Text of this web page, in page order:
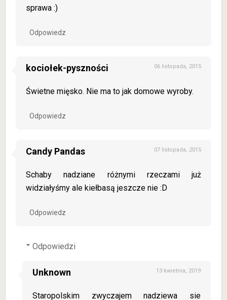
sprawa :)
Odpowiedz
kociołek-pyszności 06 listopada, 2015
Świetne mięsko. Nie ma to jak domowe wyroby.
Odpowiedz
Candy Pandas 07 listopada, 2015
Schaby nadziane różnymi rzeczami już
widziałyśmy ale kiełbasą jeszcze nie :D
Odpowiedz
Odpowiedzi
Unknown 13 kwietnia, 2019
Staropolskim zwyczajem nadziewa sie